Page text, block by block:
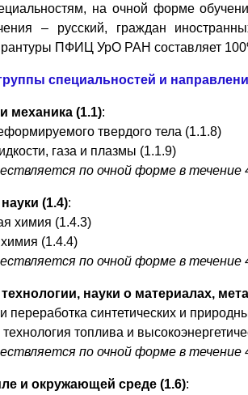
на очной форме
– русский, граждан
ПФИЦ УрО РАН составляет
специальностей и
механика (1.1):
твердого тела (1.1.8)
газа и плазмы (1.1.9)
по очной форме в течение
(1.4):
химия (1.4.3)
(1.4.4)
по очной форме в течение
науки о материалах,
переработка синтетических и
топлива и
по очной форме в течение
и окружающей среде (1.6):